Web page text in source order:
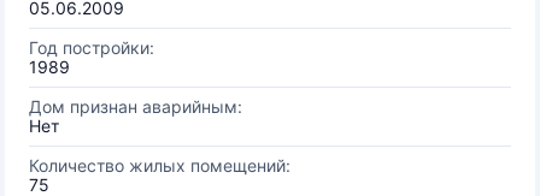
05.06.2009
Год постройки:
1989
Дом признан аварийным:
Нет
Количество жилых помещений:
75